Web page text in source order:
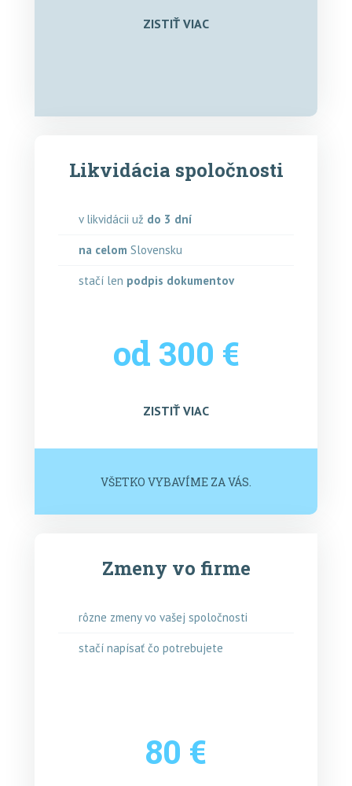
ZISTIŤ VIAC
Likvidácia spoločnosti
v likvidácii už do 3 dní
na celom Slovensku
stačí len podpis dokumentov
od 300 €
ZISTIŤ VIAC
VŠETKO VYBAVÍME ZA VÁS.
Zmeny vo firme
rôzne zmeny vo vašej spoločnosti
stačí napísať čo potrebujete
80 €